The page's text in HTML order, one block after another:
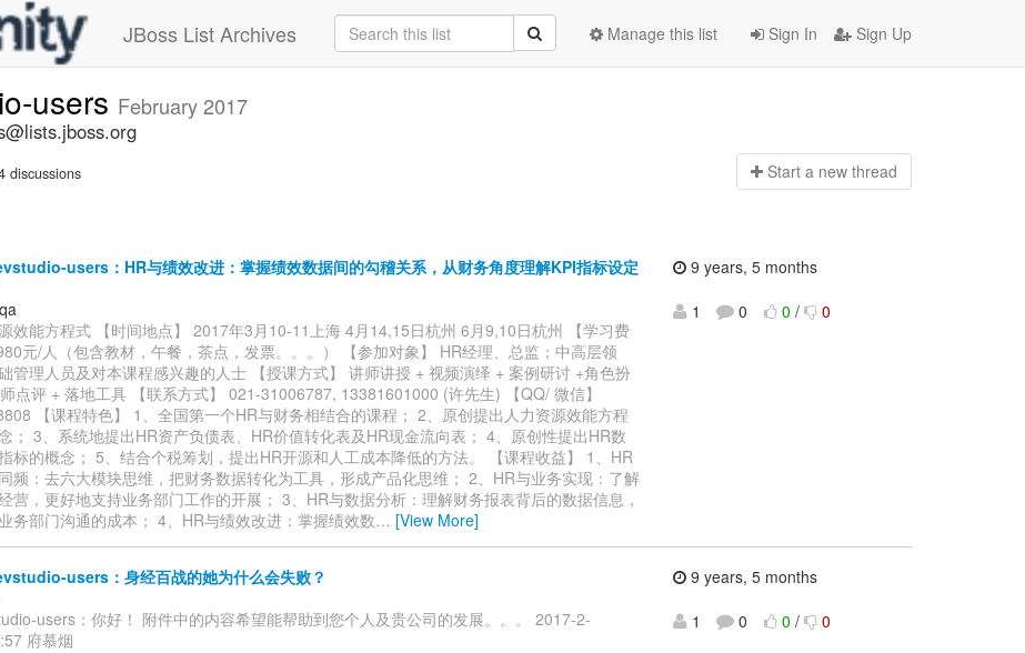
JBoss List Archives Sign In Sign Up
Manage this list
users February 2017
discussions Start a new thread
users：HR与绩效改进：掌握绩效数据间的勾稽关系，从财务角度理解KPI指标设定
效能方程式 【时间地点】 2017年3月10-11上海 4月14,15日杭州 6月9,10日杭州 【学习费
元/人（包含教材，午餐，茶点，发票。。。） 【参加对象】 HR经理、总监；中高层领
管理人员及对本课程感兴趣的人士 【授课方式】 讲师讲授 + 视频演绎 + 案例研讨 +角色扮
点评 + 落地工具 【联系方式】 021-31006787, 13381601000 (许先生) 【QQ/ 微信】
【课程特色】 1、全国第一个HR与财务相结合的课程； 2、原创提出人力资源效能方程
； 3、系统地提出HR资产负债表、HR价值转化表及HR现金流向表； 4、原创性提出HR数
标的概念； 5、结合个税筹划，提出HR开源和人工成本降低的方法。 【课程收益】 1、HR
频：去六大模块思维，把财务数据转化为工具，形成产品化思维； 2、HR与业务实现：了解
营，更好地支持业务部门工作的开展； 3、HR与数据分析：理解财务报表背后的数据信息，
务部门沟通的成本； 4、HR与绩效改进：掌握绩效数… [View More]
9 years, 5 months
1
0 0 / 0
users：身经百战的她为什么会失败？
users：你好！ 附件中的内容希望能帮助到您个人及贵公司的发展。。。 2017-2-
府慕烟
9 years, 5 months
1
0 0 / 0